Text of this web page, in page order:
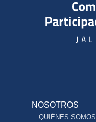
NOSOTROS
QUIÉNES SOMOS